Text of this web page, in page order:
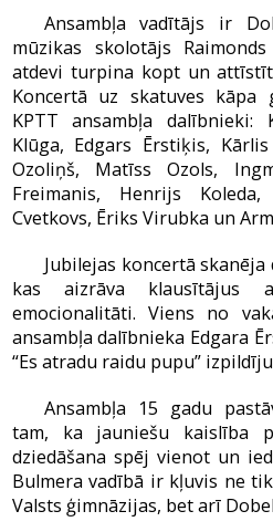
Ansambļa vadītājs ir
mūzikas skolotājs
atdevi turpina kopt un
Koncertā uz skatuves
KPTT ansambļa dalībnieki:
Klūga, Edgars Ērstiķis,
Ozoliņš, Matīss Ozols,
Freimanis, Henrijs
Cvetkovs, Ēriks Virubka un
Jubilejas koncertā
kas aizrāva klausītājus
emocionalitāti. Viens no
ansambļa dalībnieka Edgara
“Es atradu raidu pupu”
Ansambļa 15 gadu
tam, ka jauniešu kaislība
dziedāšana spēj vienot un
Bulmera vadībā ir kļuvis ne
Valsts ģimnāzijas, bet arī